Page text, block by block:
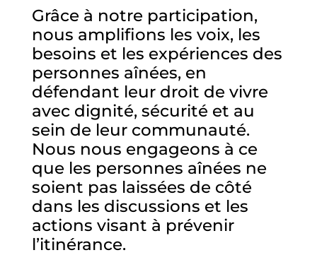
Grâce à notre participation,
nous amplifions les voix, les
besoins et les expériences des
personnes aînées, en
défendant leur droit de vivre
avec dignité, sécurité et au
sein de leur communauté.
Nous nous engageons à ce
que les personnes aînées ne
soient pas laissées de côté
dans les discussions et les
actions visant à prévenir
l’itinérance.